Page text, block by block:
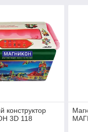
конструктор
3D 118